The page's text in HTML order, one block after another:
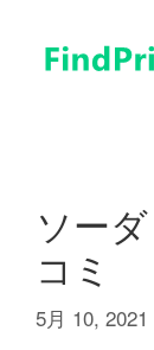
ソー
コミ
5月 10, 2021